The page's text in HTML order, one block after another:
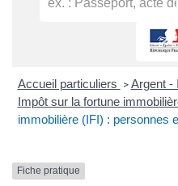
Accueil particuliers > Argent -
Impôt sur la fortune
immobilière (IFI) : personnes
Fiche pratique